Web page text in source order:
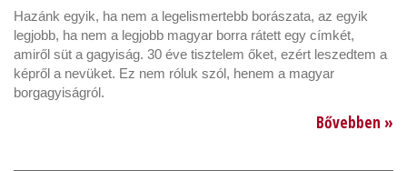
Hazánk egyik, ha nem a legelismertebb borászata, az egyik
legjobb, ha nem a legjobb magyar borra rátett egy címkét,
amiről süt a gagyiság. 30 éve tisztelem őket, ezért leszedtem a
képről a nevüket. Ez nem róluk szól, henem a magyar
borgagyiságról.
Bővebben »